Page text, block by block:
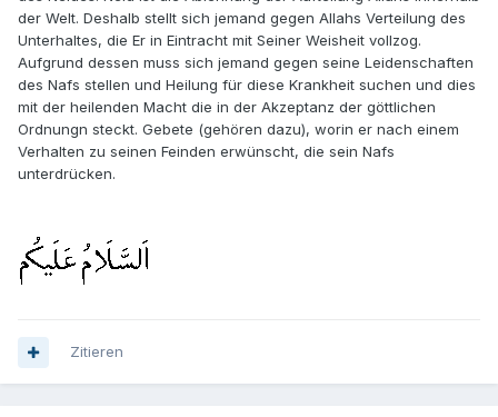
der Welt. Deshalb stellt sich jemand gegen Allahs Verteilung des
Unterhaltes, die Er in Eintracht mit Seiner Weisheit vollzog.
Aufgrund dessen muss sich jemand gegen seine Leidenschaften
des Nafs stellen und Heilung für diese Krankheit suchen und dies
mit der heilenden Macht die in der Akzeptanz der göttlichen
Ordnungn steckt. Gebete (gehören dazu), worin er nach einem
Verhalten zu seinen Feinden erwünscht, die sein Nafs
unterdrücken.
Zitieren